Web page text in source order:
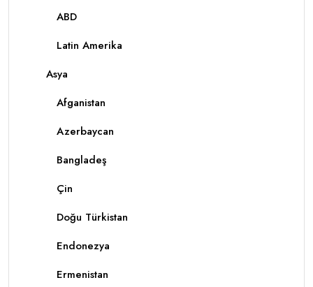
ABD
Latin Amerika
Asya
Afganistan
Azerbaycan
Bangladeş
Çin
Doğu Türkistan
Endonezya
Ermenistan